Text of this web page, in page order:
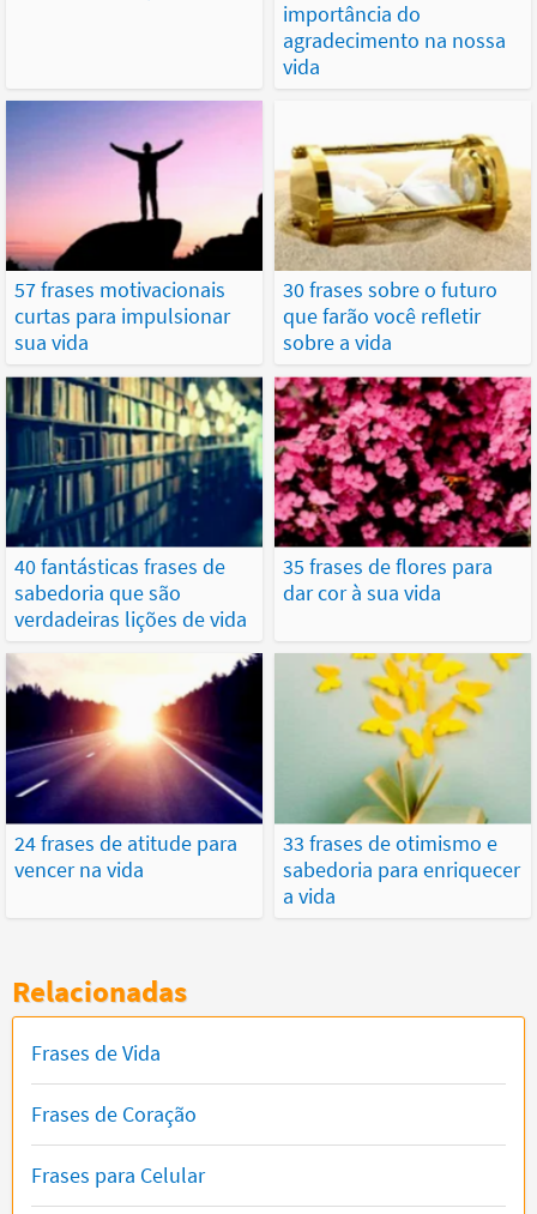
importância do
agradecimento na nossa
vida
57 frases motivacionais
curtas para impulsionar
sua vida
30 frases sobre o futuro
que farão você refletir
sobre a vida
40 fantásticas frases de
sabedoria que são
verdadeiras lições de vida
35 frases de flores para
dar cor à sua vida
24 frases de atitude para
vencer na vida
33 frases de otimismo e
sabedoria para enriquecer
a vida
Relacionadas
Frases de Vida
Frases de Coração
Frases para Celular